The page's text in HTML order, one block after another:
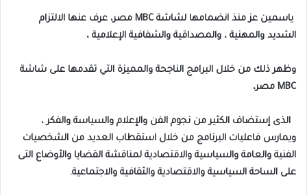
ياسمين عز منذ انضمامها لشاشة MBC مصر، عرف عنها الالتزام
الشديد والمهنية ، والمصداقية والشفافية الإعلامية ،
وظهر ذلك من خلال البرامج الناجحة والمميزة التي تقدمها على شاشة
MBC مصر،
الذى إستضاف الكثير من نجوم الفن والإعلام والسياسة والفكر ،
ويمارس فاعليات البرنامج من خلال استقطاب العديد من الشخصيات
الفنية والعامة والسياسية والاقتصادية لمناقشة القضايا والأوضاع التى
على الساحة السياسية والاقتصادية والثقافية والاجتماعية.